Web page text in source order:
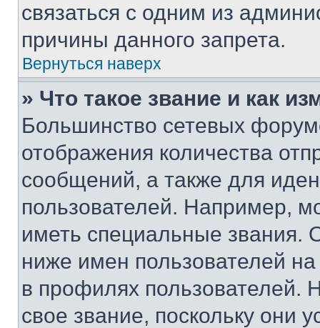
связаться с одним из
причины данного запрета.
Вернуться наверх
» Что такое звание и как
Большинство сетевых
отображения количества
сообщений, а также для
пользователей. Например,
иметь специальные звания.
ниже имен пользователей
в профилях
свое звание, поскольку они